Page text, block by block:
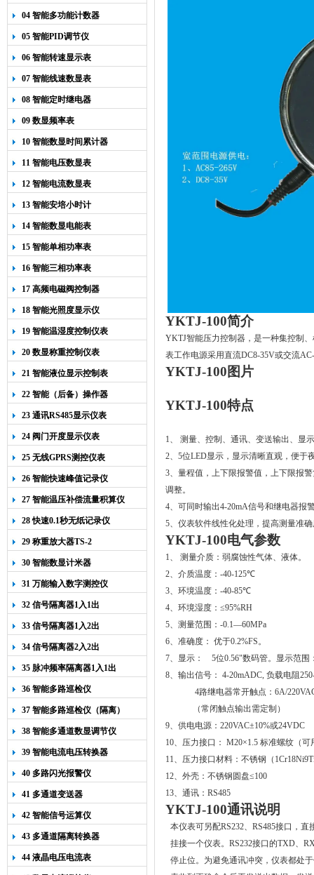
04 智能多功能计数器
05 智能PID调节仪
06 智能转速显示表
07 智能线速数显表
08 智能定时继电器
09 数显频率表
10 智能数显时间累计器
11 智能电压数显表
12 智能电流数显表
13 智能安培小时计
14 智能数显电能表
15 智能单相功率表
16 智能三相功率表
17 高频电磁阀控制器
18 智能光照度显示仪
19 智能温湿度控制仪表
20 数显称重控制仪表
21 智能液位显示控制表
22 智能（后备）操作器
23 通讯RS485显示仪表
24 阀门开度显示仪表
25 无线GPRS测控仪表
26 智能快速峰值记录仪
27 智能温压补偿流量积算仪
28 快速0.1秒无纸记录仪
29 称重放大器TS-2
30 智能数显计米器
31 万能输入数字测控仪
32 信号隔离器1入1出
33 信号隔离器1入2出
34 信号隔离器2入2出
35 脉冲频率隔离器1入1出
36 智能多路巡检仪
37 智能多路巡检仪（隔离）
38 智能多通道数显调节仪
39 智能电流电压转换器
40 多路闪光报警仪
41 多通道变送器
42 智能信号运算仪
43 多通道隔离转换器
44 液晶电压电流表
YKTJ-100简介
YKTJ智能压力控制器，是一种集控制
表工作电源采用直流DC8-35V或交流
YKTJ-100图片
YKTJ-100特点
1、
测量、控制、通讯、变送输出、显
2、 5位LED显示，显示清晰直观，便于
3、量程值，上下限报警值，上下限报
调整。
4、可同时输出4-20mA信号和继电器报
5、仪表软件线性化处理，提高测量准
YKTJ-100电气参数
1、
测量介质：弱腐蚀性气体、液体。
2、介质温度： -40-125℃
3、环境温度： -40-85℃
4、环境湿度：≤95%RH
5、测量范围： -0.1—60MPa
6、准确度： 优于0.2%FS。
7、显示： 5位0.56"数码管。显示范围
8、输出信号： 4-20mADC, 负载电阻
4路继电器常开触点： 6A/
（常闭触点输出需定制）
9、供电电源： 220VAC±10%或24VDC
10、压力接口： M20×1.5 标准螺纹（可
11、压力接口材料：不锈钢（
12、外壳：不锈钢圆盘≤100
13、通讯： RS485
YKTJ-100通讯说明
本仪表可另配RS232、RS485接口，直
挂接一个仪表。 RS232接口的TXD、
停止位。 为避免通讯冲突，仪表都处